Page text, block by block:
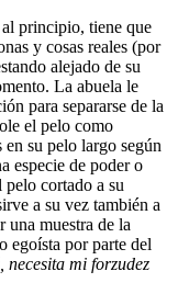
principio, tiene que
y cosas reales (por
alejado de su
La abuela le
para separarse de la
el pelo como
en su pelo largo según
especie de poder o
cortado a su
a su vez también a
una muestra de la
egoísta por parte del
mi forzudez